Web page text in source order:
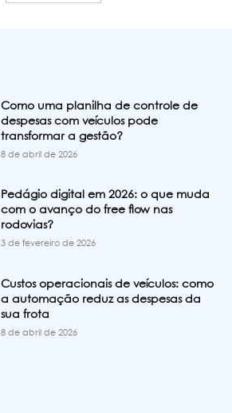
Como uma planilha de controle de
despesas com veículos pode
transformar a gestão?
8 de abril de 2026
Pedágio digital em 2026: o que muda
com o avanço do free flow nas
rodovias?
3 de fevereiro de 2026
Custos operacionais de veículos: como
a automação reduz as despesas da
sua frota
8 de abril de 2026